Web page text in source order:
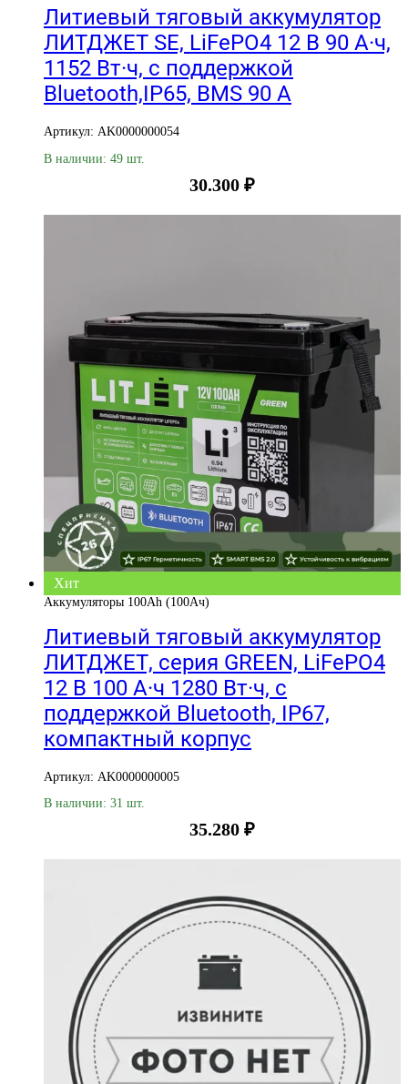
Литиевый тяговый аккумулятор
ЛИТДЖЕТ SE, LiFePO4 12 В 90 А·ч,
1152 Вт·ч, с поддержкой
Bluetooth,IP65, BMS 90 А
Артикул: AK0000000054
В наличии: 49 шт.
30.300 ₽
Хит
Аккумуляторы 100Ah (100Ач)
Литиевый тяговый аккумулятор
ЛИТДЖЕТ, серия GREEN, LiFePO4
12 В 100 А·ч 1280 Вт·ч, с
поддержкой Bluetooth, IP67,
компактный корпус
Артикул: AK0000000005
В наличии: 31 шт.
35.280 ₽